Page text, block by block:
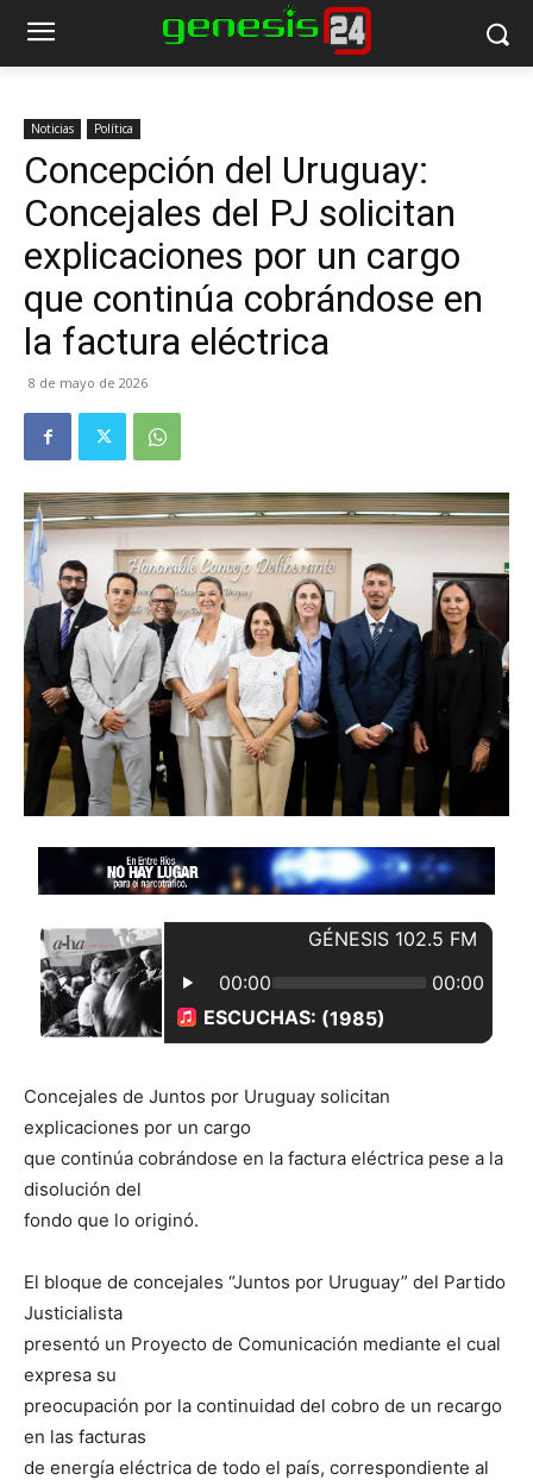
Noticias Política
Concepción del Uruguay:
Concejales del PJ solicitan
explicaciones por un cargo
que continúa cobrándose en
la factura eléctrica
8 de mayo de 2026
Concejales de Juntos por Uruguay solicitan
explicaciones por un cargo
que continúa cobrándose en la factura eléctrica pese a la
disolución del
fondo que lo originó.
El bloque de concejales “Juntos por Uruguay” del Partido
Justicialista
presentó un Proyecto de Comunicación mediante el cual
expresa su
preocupación por la continuidad del cobro de un recargo
en las facturas
de energía eléctrica de todo el país, correspondiente al